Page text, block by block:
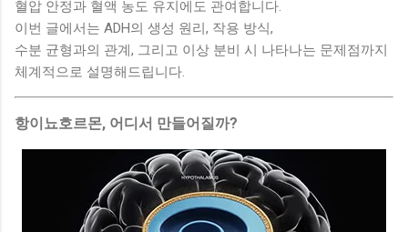
혈압 안정과 혈액 농도 유지에도 관여합니다.
이번 글에서는 ADH의 생성 원리, 작용 방식,
수분 균형과의 관계, 그리고 이상 분비 시 나타나는 문제점까지
체계적으로 설명해드립니다.
항이뇨호르몬, 어디서 만들어질까?